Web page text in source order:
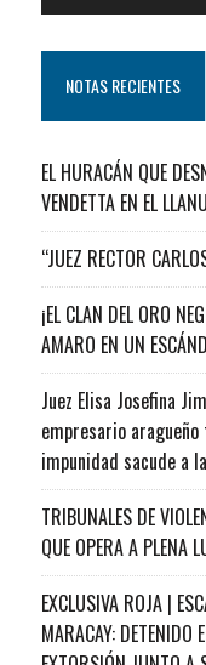
NOTAS RECIENTES
EL HURACÁN QUE
VENDETTA EN EL
“JUEZ RECTOR
¡EL CLAN DEL ORO
AMARO EN UN
Juez Elisa Josefina
empresario
impunidad sacude a
TRIBUNALES DE
QUE OPERA A PLENA
EXCLUSIVA ROJA |
MARACAY: DETENIDO